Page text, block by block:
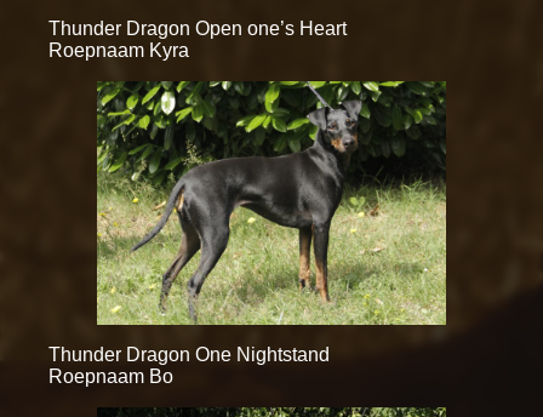
Thunder Dragon Open one’s Heart
Roepnaam Kyra
Thunder Dragon One Nightstand
Roepnaam Bo